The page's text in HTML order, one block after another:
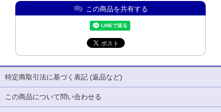
この商品を共有する
特定商取引法に基づく表記 (返品など)
この商品について問い合わせる